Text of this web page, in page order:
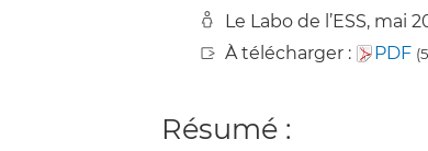
Le Labo de l’ESS, mai
À télécharger :
PDF
Résumé :